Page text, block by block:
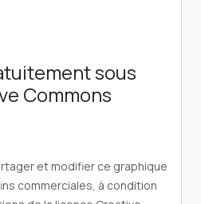
sous
Commons
et modifier ce graphique
commerciales, à condition